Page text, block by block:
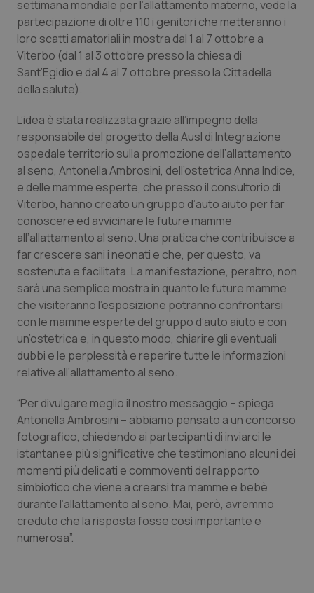
Campania
Emilia-Romagna
Friuli Venezia Giulia
Lazio
Liguria
Lombardia
Marche
Molise
Piemonte
Provincia Autonoma di Bolzano
Provincia Autonoma di Trento
Puglia
Sardegna
Sicilia
Toscana
Car-T
Colesterolo & coronaropatie
Dermatite Atopica
Diabete & glucometri
Disturbi dell’umore
Dolore
Donna & Salute
Epatiti
HIV
Infezioni & Febbre
Ipertensione & Scompenso
Malattie rare
Malattia di Crohn & Rettocolite Ulcerosa
Neuroscienze & patologie neurodegenerative
Obesità
settimana mondiale per l’allattamento materno, vede la
partecipazione di oltre 110 i genitori che metteranno i
loro scatti amatoriali in mostra dal 1 al 7 ottobre a
Viterbo (dal 1 al 3 ottobre presso la chiesa di
Sant’Egidio e dal 4 al 7 ottobre presso la Cittadella
della salute).
L’idea è stata realizzata grazie all’impegno della
responsabile del progetto della Ausl di Integrazione
ospedale territorio sulla promozione dell’allattamento
al seno, Antonella Ambrosini, dell’ostetrica Anna Indice,
e delle mamme esperte, che presso il consultorio di
Viterbo, hanno creato un gruppo d’auto aiuto per far
conoscere ed avvicinare le future mamme
all’allattamento al seno. Una pratica che contribuisce a
far crescere sani i neonati e che, per questo, va
sostenuta e facilitata. La manifestazione, peraltro, non
sarà una semplice mostra in quanto le future mamme
che visiteranno l’esposizione potranno confrontarsi
con le mamme esperte del gruppo d’auto aiuto e con
un’ostetrica e, in questo modo, chiarire gli eventuali
dubbi e le perplessità e reperire tutte le informazioni
relative all’allattamento al seno.
“Per divulgare meglio il nostro messaggio – spiega
Antonella Ambrosini – abbiamo pensato a un concorso
fotografico, chiedendo ai partecipanti di inviarci le
istantanee più significative che testimoniano alcuni dei
momenti più delicati e commoventi del rapporto
simbiotico che viene a crearsi tra mamme e bebè
durante l’allattamento al seno. Mai, però, avremmo
creduto che la risposta fosse così importante e
numerosa”.